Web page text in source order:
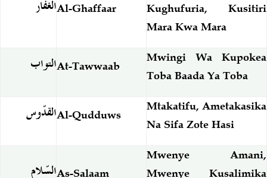
الغفّارAl-Ghaffaar
Kughufuria, Kusitiri
Mara Kwa Mara
التوابAt-Tawwaab
Mwingi Wa Kupokea
Toba Baada Ya Toba
القدّوسAl-Qudduws
Mtakatifu, Ametakasika
Na Sifa Zote Hasi
السّلامAs-Salaam
Mwenye Amani,
Mwenye Kusalimika